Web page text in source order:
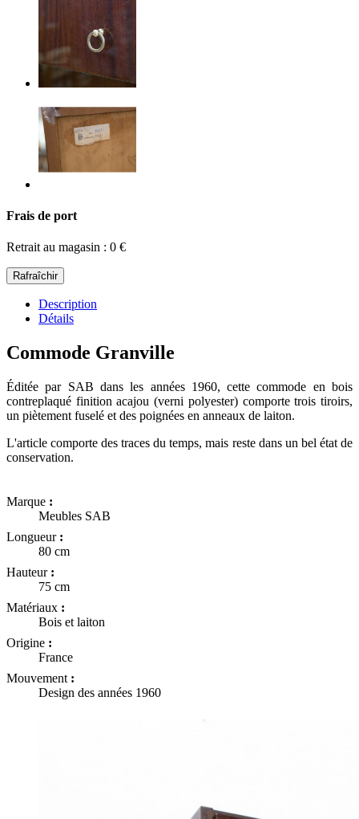
Frais de port
Retrait au magasin : 0 €
Description
Détails
Commode Granville
Éditée par SAB dans les années 1960, cette commode en bois
contreplaqué finition acajou (verni polyester) comporte trois tiroirs,
un piètement fuselé et des poignées en anneaux de laiton.
L'article comporte des traces du temps, mais reste dans un bel état de
conservation.
Marque :
Meubles SAB
Longueur :
80 cm
Hauteur :
75 cm
Matériaux :
Bois et laiton
Origine :
France
Mouvement :
Design des années 1960